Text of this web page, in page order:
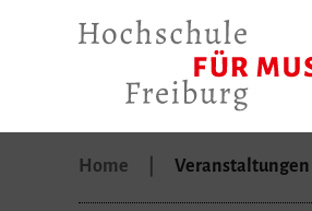
Home Veranstaltungen